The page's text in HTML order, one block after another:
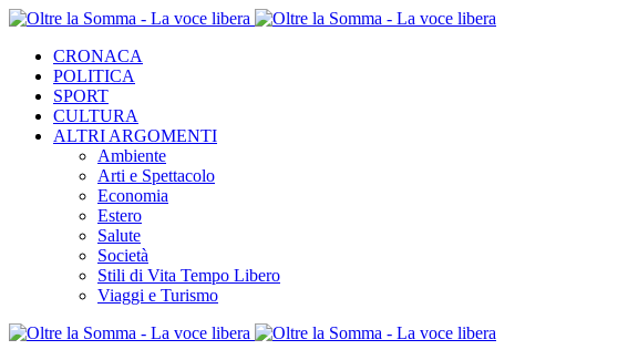
CRONACA
POLITICA
SPORT
CULTURA
ALTRI ARGOMENTI
Ambiente
Arti e Spettacolo
Economia
Estero
Salute
Società
Stili di Vita Tempo Libero
Viaggi e Turismo